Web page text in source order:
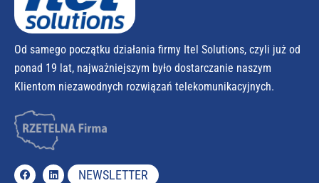
Od samego początku działania firmy Itel Solutions, czyli już od
ponad 19 lat, najważniejszym było dostarczanie naszym
Klientom niezawodnych rozwiązań telekomunikacyjnych.
NEWSLETTER